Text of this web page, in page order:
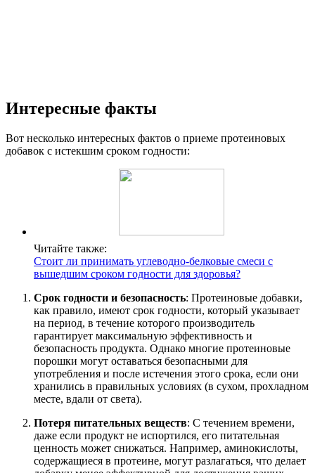
Интересные факты
Вот несколько интересных фактов о приеме протеиновых
добавок с истекшим сроком годности:
Читайте также:
Стоит ли принимать углеводно-белковые смеси с
вышедшим сроком годности для здоровья?
Срок годности и безопасность: Протеиновые добавки,
как правило, имеют срок годности, который указывает
на период, в течение которого производитель
гарантирует максимальную эффективность и
безопасность продукта. Однако многие протеиновые
порошки могут оставаться безопасными для
употребления и после истечения этого срока, если они
хранились в правильных условиях (в сухом, прохладном
месте, вдали от света).
Потеря питательных веществ: С течением времени,
даже если продукт не испортился, его питательная
ценность может снижаться. Например, аминокислоты,
содержащиеся в протеине, могут разлагаться, что делает